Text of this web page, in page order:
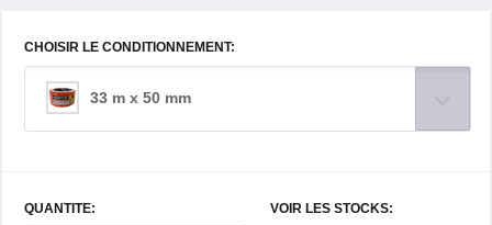
CHOISIR LE CONDITIONNEMENT:
33 m x 50 mm
QUANTITE: VOIR LES STOCKS: